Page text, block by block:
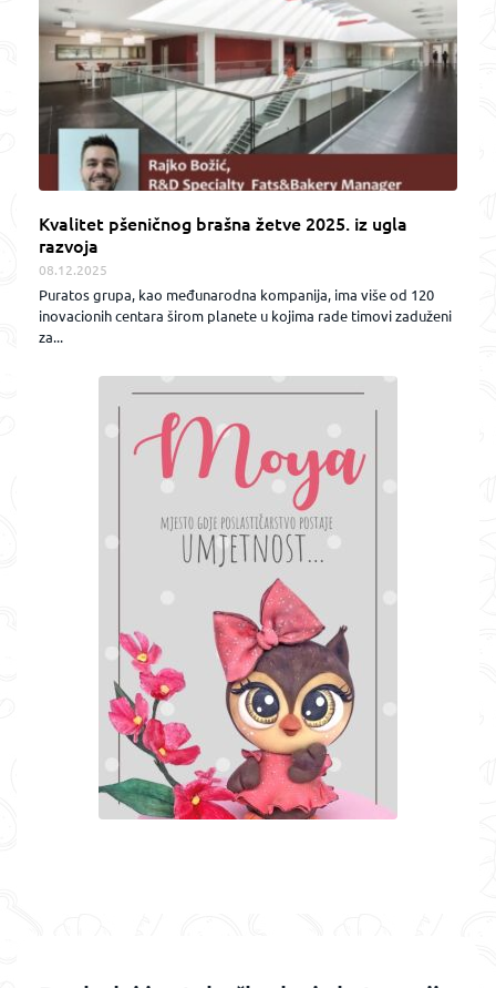
Kvalitet pšeničnog brašna žetve 2025. iz ugla
razvoja
08.12.2025
Puratos grupa, kao međunarodna kompanija, ima više od 120
inovacionih centara širom planete u kojima rade timovi zaduženi
za...